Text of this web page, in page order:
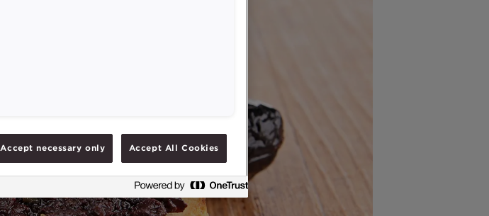
Accept necessary only Accept All Cookies